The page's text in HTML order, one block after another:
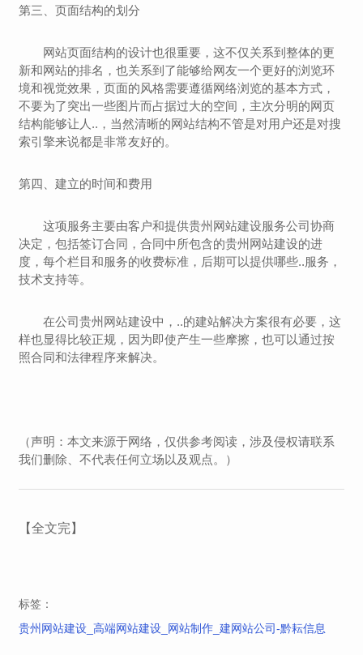
第三、页面结构的划分
网站页面结构的设计也很重要，这不仅关系到整体的更
新和网站的排名，也关系到了能够给网友一个更好的浏览环
境和视觉效果，页面的风格需要遵循网络浏览的基本方式，
不要为了突出一些图片而占据过大的空间，主次分明的网页
结构能够让人..，当然清晰的网站结构不管是对用户还是对搜
索引擎来说都是非常友好的。
第四、建立的时间和费用
这项服务主要由客户和提供贵州 网站建设服务公司协商
决定，包括签订合同，合同中所包含的贵州 网站建设的进
度，每个栏目和服务的收费标准，后期可以提供哪些..服务，
技术支持等。
在公司贵州 网站建设中，..的建站解决方案很有必要，这
样也显得比较正规，因为即使产生一些摩擦，也可以通过按
照合同和法律程序来解决。
（声明：本文来源于网络，仅供参考阅读，涉及侵权请联系
我们删除、不代表任何立场以及观点。）
【全文完】
标签：
贵州网站建设_高端网站建设_网站制作_建网站公司-黔耘信息